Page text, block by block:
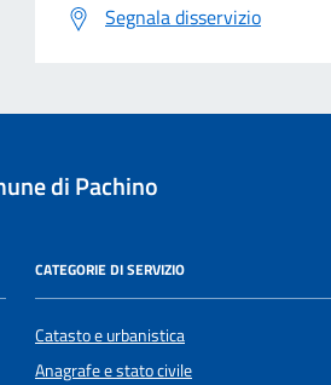
Segnala disservizio
di Pachino
CATEGORIE DI SERVIZIO
Catasto e urbanistica
Anagrafe e stato civile